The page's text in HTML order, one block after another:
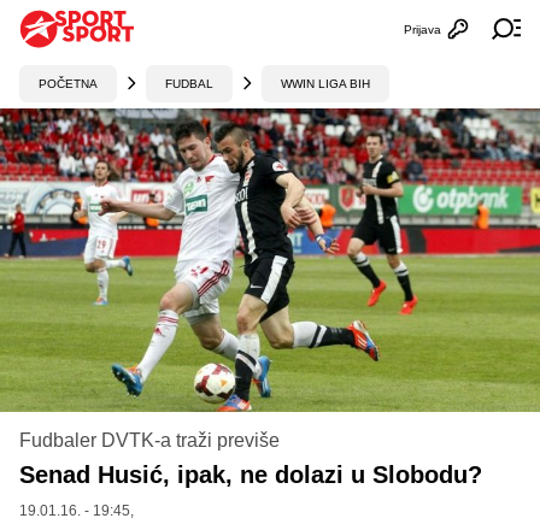
Otvori
Prijava
POČETNA FUDBAL WWIN LIGA BIH
Fudbaler DVTK-a traži previše
Senad Husić, ipak, ne dolazi u Slobodu?
19.01.16. - 19:45,